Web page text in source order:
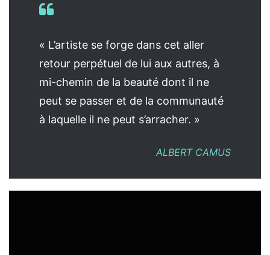
« L’artiste se forge dans cet aller
retour perpétuel de lui aux autres, à
mi-chemin de la beauté dont il ne
peut se passer et de la communauté
à laquelle il ne peut s’arracher. »
ALBERT CAMUS